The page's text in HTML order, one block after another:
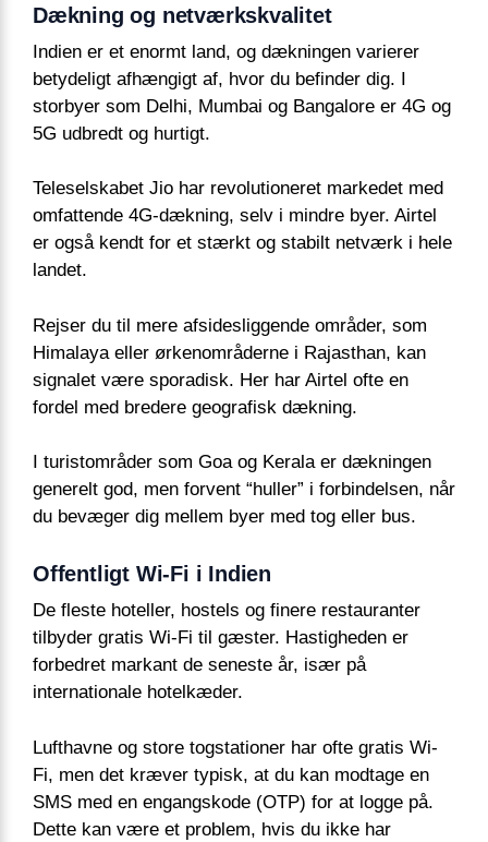
Dækning og netværkskvalitet
Indien er et enormt land, og dækningen varierer
betydeligt afhængigt af, hvor du befinder dig. I
storbyer som Delhi, Mumbai og Bangalore er 4G og
5G udbredt og hurtigt.
Teleselskabet Jio har revolutioneret markedet med
omfattende 4G-dækning, selv i mindre byer. Airtel
er også kendt for et stærkt og stabilt netværk i hele
landet.
Rejser du til mere afsidesliggende områder, som
Himalaya eller ørkenområderne i Rajasthan, kan
signalet være sporadisk. Her har Airtel ofte en
fordel med bredere geografisk dækning.
I turistområder som Goa og Kerala er dækningen
generelt god, men forvent “huller” i forbindelsen, når
du bevæger dig mellem byer med tog eller bus.
Offentligt Wi-Fi i Indien
De fleste hoteller, hostels og finere restauranter
tilbyder gratis Wi-Fi til gæster. Hastigheden er
forbedret markant de seneste år, især på
internationale hotelkæder.
Lufthavne og store togstationer har ofte gratis Wi-
Fi, men det kræver typisk, at du kan modtage en
SMS med en engangskode (OTP) for at logge på.
Dette kan være et problem, hvis du ikke har